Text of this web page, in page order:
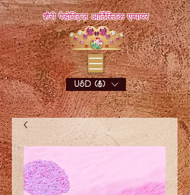
शैरी पेडोविट्ज़ आर्टिस्टिक एम्पायर
USD ($)